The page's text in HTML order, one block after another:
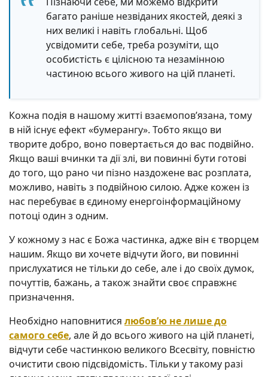
багато раніше незвіданих якостей, деякі з
них великі і навіть глобальні. Щоб
усвідомити себе, треба розуміти, що
особистість є цілісною та незамінною
частиною всього живого на цій планеті.
Кожна подія в нашому житті взаємопов’язана, тому
в ній існує ефект «бумерангу». Тобто якщо ви
творите добро, воно повертається до вас подвійно.
Якщо ваші вчинки та дії злі, ви повинні бути готові
до того, що рано чи пізно наздожене вас розплата,
можливо, навіть з подвійною силою. Адже кожен із
нас перебуває в єдиному енергоінформаційному
потоці один з одним.
У кожному з нас є Божа частинка, адже він є творцем
нашим. Якщо ви хочете відчути його, ви повинні
прислухатися не тільки до себе, але і до своїх думок,
почуттів, бажань, а також знайти своє справжнє
призначення.
Необхідно наповнитися любов’ю не лише до
самого себе, але й до всього живого на цій планеті,
відчути себе частинкою великого Всесвіту, повністю
очистити свою підсвідомість. Тільки у такому разі